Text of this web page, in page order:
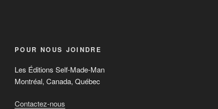
POUR NOUS JOINDRE
Les Éditions Self-Made-Man
Montréal, Canada, Québec
Contactez-nous